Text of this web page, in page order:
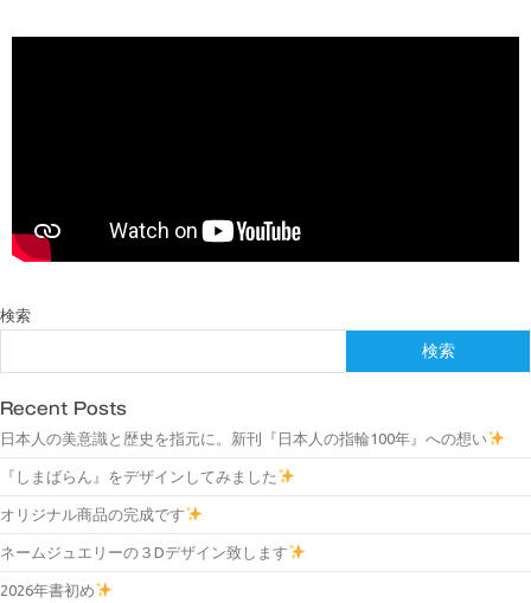
検索
検索
Recent Posts
日本人の美意識と歴史を指元に。新刊『日本人の指輪100年』への想い
『しまばらん』をデザインしてみました
オリジナル商品の完成です
ネームジュエリーの３Dデザイン致します
2026年書初め